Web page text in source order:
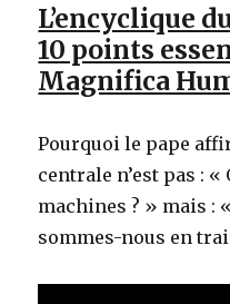
L’encyclique
10 points
Magnifica
Pourquoi le pape
centrale n’est pas :
machines ? » mais :
sommes-nous en